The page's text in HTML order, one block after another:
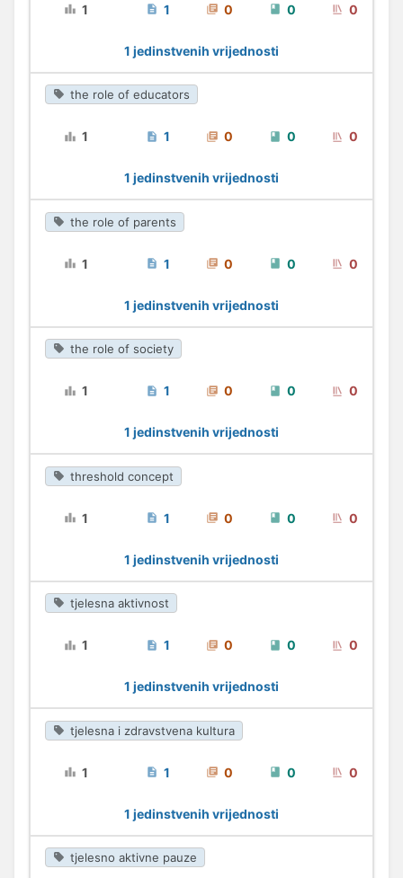
1 1 0 0 0
1 jedinstvenih vrijednosti
the role of educators
1 1 0 0 0
1 jedinstvenih vrijednosti
the role of parents
1 1 0 0 0
1 jedinstvenih vrijednosti
the role of society
1 1 0 0 0
1 jedinstvenih vrijednosti
threshold concept
1 1 0 0 0
1 jedinstvenih vrijednosti
tjelesna aktivnost
1 1 0 0 0
1 jedinstvenih vrijednosti
tjelesna i zdravstvena kultura
1 1 0 0 0
1 jedinstvenih vrijednosti
tjelesno aktivne pauze